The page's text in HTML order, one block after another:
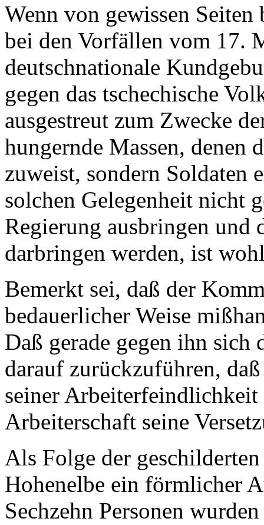
Wenn von gewissen
bei den Vorfällen vom 17.
deutschnationale
gegen das tschechische
ausgestreut zum Zwecke
hungernde Massen, denen
zuweist, sondern Soldaten
solchen Gelegenheit nicht
Regierung ausbringen
darbringen werden, ist
Bemerkt sei, daß der
bedauerlicher Weise
Daß gerade gegen ihn
darauf zurückzuführen,
seiner
Arbeiterschaft seine
Als Folge der
Hohenelbe ein förmlicher
Sechzehn Personen